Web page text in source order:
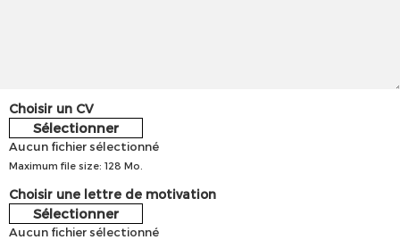
Choisir un CV
Sélectionner
Aucun fichier sélectionné
Maximum file size: 128 Mo.
Choisir une lettre de motivation
Sélectionner
Aucun fichier sélectionné